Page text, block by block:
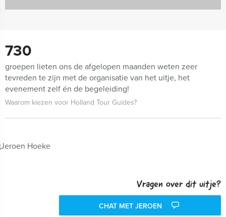
730
groepen lieten ons de afgelopen maanden weten zeer
tevreden te zijn met de organisatie van het uitje, het
evenement zelf én de begeleiding!
Waarom kiezen voor Holland Tour Guides?
Vragen over dit uitje?
CHAT MET JEROEN